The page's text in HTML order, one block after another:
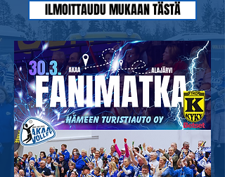
ILMOITTAUDU MUKAAN TÄSTÄ